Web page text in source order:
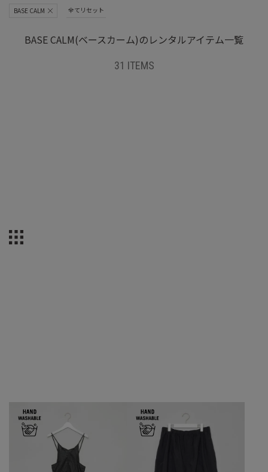
BASE CALM 全てリセット
BASE CALM(ベースカーム)のレンタルアイテム一覧
31 ITEMS